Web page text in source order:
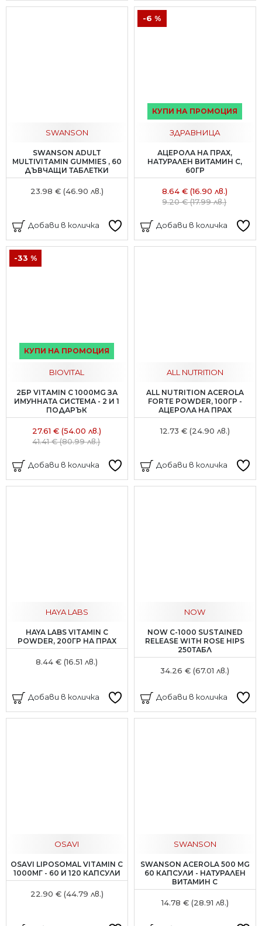
SWANSON
SWANSON ADULT
MULTIVITAMIN GUMMIES , 60
ДЪВЧАЩИ ТАБЛЕТКИ
23.98 € (46.90 лв.)
Добави в количка
КУПИ НА ПРОМОЦИЯ
-6 %
ЗДРАВНИЦА
АЦЕРОЛА НА ПРАХ,
НАТУРАЛЕН ВИТАМИН С,
60ГР
8.64 € (16.90 лв.)
9.20 € (17.99 лв.)
Добави в количка
КУПИ НА ПРОМОЦИЯ
-33 %
BIOVITAL
2БР VITAMIN C 1000MG ЗА
ИМУННАТА СИСТЕМА - 2 И 1
ПОДАРЪК
27.61 € (54.00 лв.)
41.41 € (80.99 лв.)
Добави в количка
ALL NUTRITION
ALL NUTRITION ACEROLA
FORTE POWDER, 100ГР -
АЦЕРОЛА НА ПРАХ
12.73 € (24.90 лв.)
Добави в количка
HAYA LABS
HAYA LABS VITAMIN C
POWDER, 200ГР НА ПРАХ
8.44 € (16.51 лв.)
Добави в количка
NOW
NOW C-1000 SUSTAINED
RELEASE WITH ROSE HIPS
250ТАБЛ
34.26 € (67.01 лв.)
Добави в количка
OSAVI
OSAVI LIPOSOMAL VITAMIN C
1000МГ - 60 И 120 КАПСУЛИ
22.90 € (44.79 лв.)
SWANSON
SWANSON ACEROLA 500 MG
60 КАПСУЛИ - НАТУРАЛЕН
ВИТАМИН С
14.78 € (28.91 лв.)